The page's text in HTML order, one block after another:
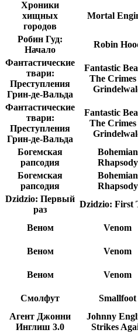
Хроники
хищных
городов
Mortal
Робин Гуд:
Начало
Robin
Фантастические
твари:
Преступления
Грин-де-Вальда
Fantastic
The Crimes
Фантастические
твари:
Преступления
Грин-де-Вальда
Fantastic
The Crimes
Богемская
рапсодия
Bohemian
Rhapsody
Богемская
рапсодия
Bohemian
Rhapsody
Dzidzio: Первый
раз
Dzidzio: First
Веном
Venom
Веном
Venom
Веном
Venom
Смолфут
Smallfoot
Агент Джонни
Инглиш 3.0
Johnny
Strikes